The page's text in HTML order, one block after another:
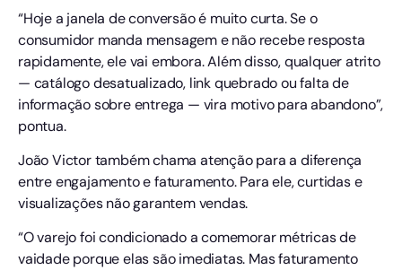
“Hoje a janela de conversão é muito curta. Se o
consumidor manda mensagem e não recebe resposta
rapidamente, ele vai embora. Além disso, qualquer atrito
— catálogo desatualizado, link quebrado ou falta de
informação sobre entrega — vira motivo para abandono”,
pontua.
João Victor também chama atenção para a diferença
entre engajamento e faturamento. Para ele, curtidas e
visualizações não garantem vendas.
“O varejo foi condicionado a comemorar métricas de
vaidade porque elas são imediatas. Mas faturamento